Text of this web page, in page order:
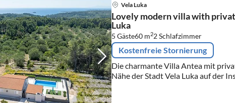
Vela Luka
Lovely modern villa with
Luka
5 Gäste60 m22Schlafzimmer
Kostenfreie Stornierung
Die charmante Villa Antea mit
Nähe der Stadt Vela Luka auf der
einstöckige Haus bietet Platz für bis
Doppelzimmern.